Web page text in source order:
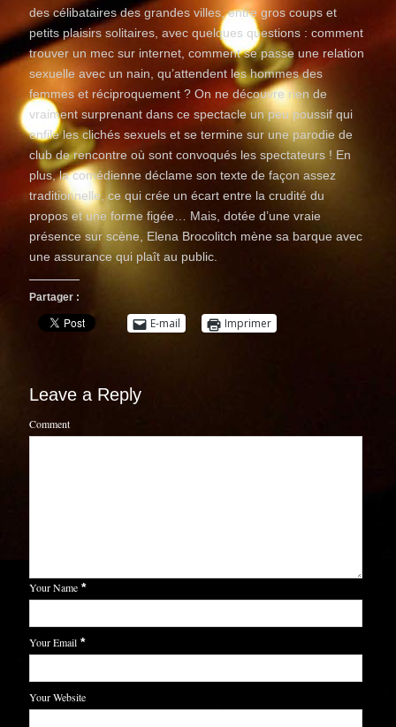
des célibataires des grandes villes, entre gros coups et
petits plaisirs solitaires, avec quelques questions : comment
trouver un mec sur internet, comment se passe une relation
sexuelle avec un nain, qu’attendent les hommes des
femmes et réciproquement ? On ne découvre rien de
vraiment surprenant dans ce spectacle un peu poussif qui
enfile les clichés sexuels et se termine sur une parodie de
club de rencontre où sont convoqués les spectateurs ! En
plus, la comédienne déclame son texte de façon assez
traditionnelle, ce qui crée un écart entre la crudité du
propos et une forme figée… Mais, dotée d’une vraie
présence sur scène, Elena Brocolitch mène sa barque avec
une assurance qui plaît au public.
Partager :
E-mail Imprimer
Leave a Reply
Comment
Your Name *
Your Email *
Your Website